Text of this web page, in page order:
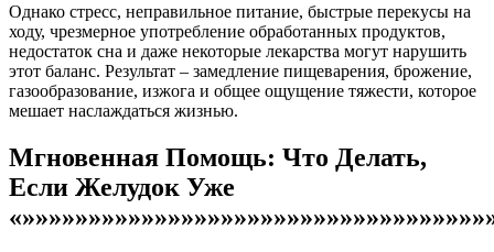
Однако стресс, неправильное питание, быстрые перекусы на
ходу, чрезмерное употребление обработанных продуктов,
недостаток сна и даже некоторые лекарства могут нарушить
этот баланс. Результат – замедление пищеварения, брожение,
газообразование, изжога и общее ощущение тяжести, которое
мешает наслаждаться жизнью.
Мгновенная Помощь: Что Делать,
Если Желудок Уже